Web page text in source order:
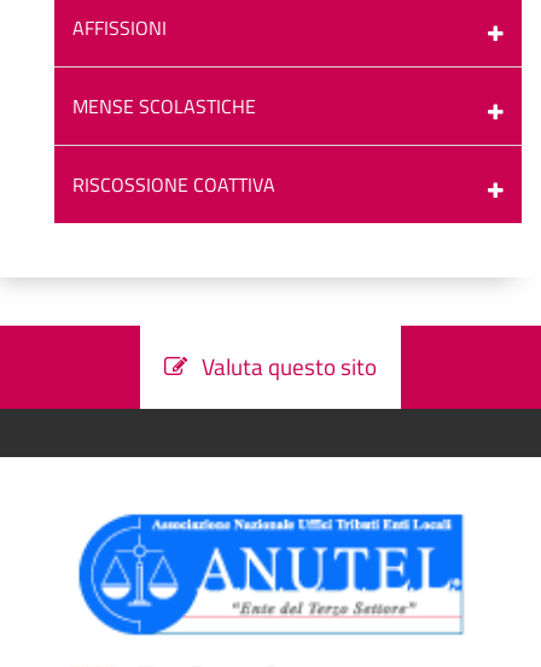
AFFISSIONI
MENSE SCOLASTICHE
RISCOSSIONE COATTIVA
Valuta questo sito